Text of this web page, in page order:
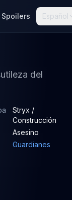
Spoilers Español
del
Stryx /
Construcción
Asesino
Guardianes